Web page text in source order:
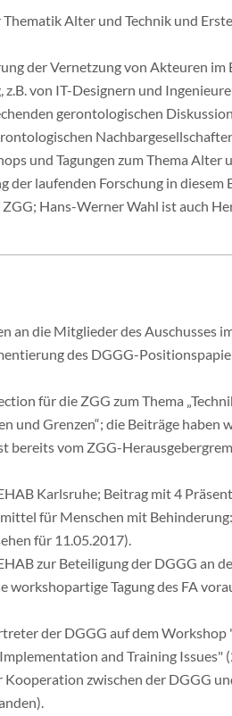
Alter und Technik und
der Vernetzung von Akteuren im
von IT-Designern und
gerontologischen
und Tagungen zum Thema Alter
der laufenden Forschung in diesem
ZGG; Hans-Werner Wahl ist auch
an die Mitglieder des Auschusses
des DGGG-
für die ZGG zum Thema
und Grenzen“; die Beiträge haben
bereits vom ZGG-
Karlsruhe; Beitrag mit 4
für Menschen mit
für 11.05.2017).
zur Beteiligung der DGGG an
workshopartige Tagung des FA
der DGGG auf dem
and Training Issues"
zwischen der DGGG